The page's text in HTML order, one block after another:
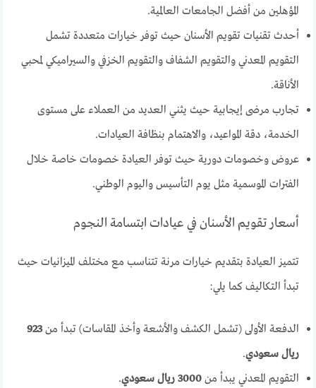
المؤهلين من أفضل الجامعات العالمية.
أحدث تقنيات تقويم الأسنان حيث توفر خيارات متعددة تشمل
التقويم المعدني والتقويم الشفاف والتقويم الخزفي والسيراميكي لمحبي
الأناقة.
تجارب مرضى إيجابية حيث يثني العديد من العملاء على مستوى
الخدمة، دقة المواعيد، والاهتمام بنظافة العيادات.
عروض وخصومات دورية حيث توفر العيادة خصومات خاصة خلال
الفترات الموسمية مثل يوم التأسيس واليوم الوطني.
أسعار تقويم الأسنان في عيادات ابتسامة النجوم
تتميز العيادة بتقديم خيارات مرنة تتناسب مع مختلف الميزانيات حيث
تبدأ التكاليف كما يلي:
الدفعة الأولى (تشمل الكشف والأشعة وأخذ المقاسات) تبدأ من923
ريال سعودي.
التقويم المعدني يبدأ من3000 ريال سعودي
.